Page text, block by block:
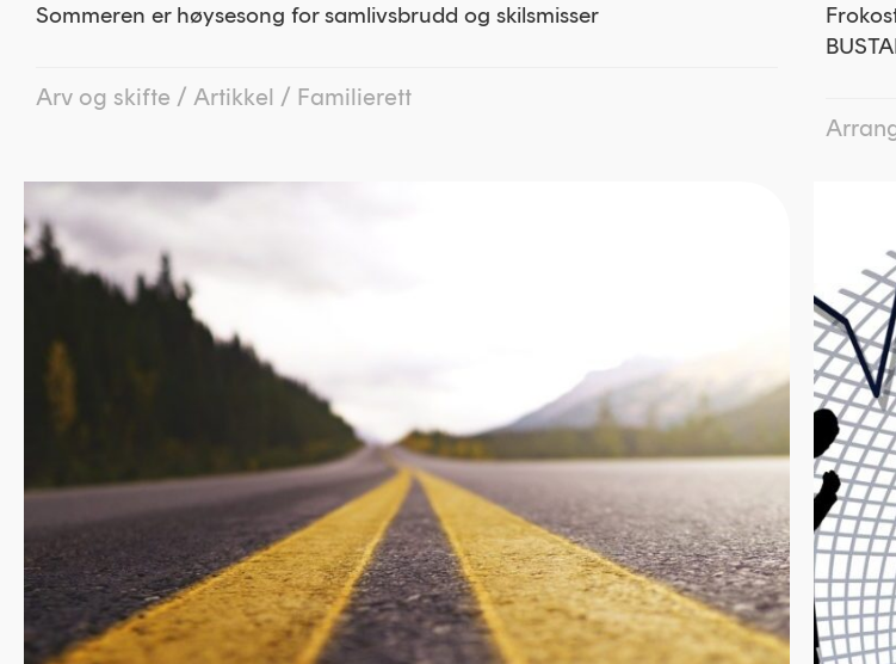
Sommeren er høysesong for samlivsbrudd og skilsmisser
Arv og skifte / Artikkel / Familierett